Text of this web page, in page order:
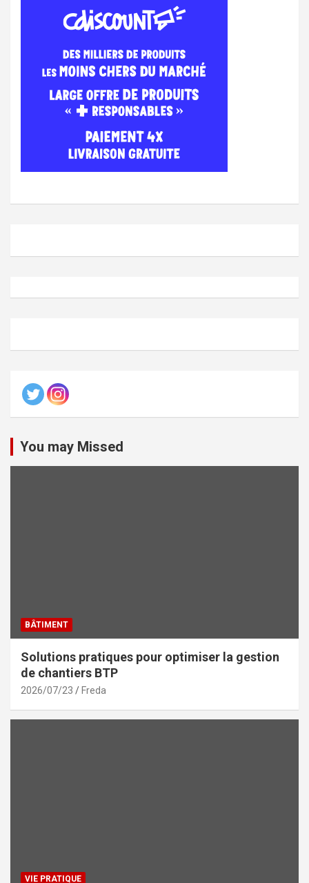
You may Missed
BÂTIMENT
Solutions pratiques pour optimiser la gestion
de chantiers BTP
2026/07/23 Freda
VIE PRATIQUE